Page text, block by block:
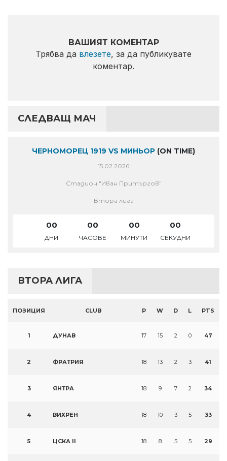
ВАШИЯТ КОМЕНТАР
Трябва да влезете, за да публикувате
коментар.
СЛЕДВАЩ МАЧ
ЧЕРНОМОРЕЦ 1919 VS МИНЬОР (ON TIME)
15.02.2026
Стадион "Иван Притъргов"
Втора лига
00
ДНИ
00
ЧАСОВЕ
00
МИНУТИ
00
СЕКУДНИ
ВТОРА ЛИГА
ПОЗИЦИЯ CLUB P W D L PTS
1 ДУНАВ 17 15 2 0 47
2 ФРАТРИЯ 18 13 2 3 41
3 ЯНТРА 18 9 7 2 34
4 ВИХРЕН 18 10 3 5 33
5 ЦСКА II 18 8 5 5 29